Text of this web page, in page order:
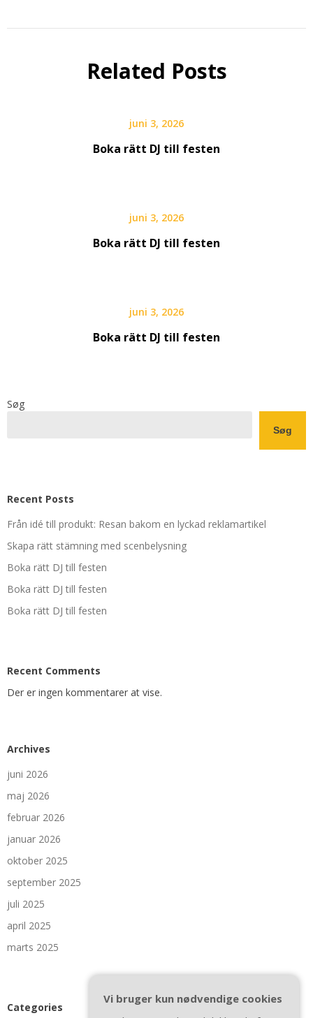
Related Posts
juni 3, 2026
Boka rätt DJ till festen
juni 3, 2026
Boka rätt DJ till festen
juni 3, 2026
Boka rätt DJ till festen
Søg
Søg
Recent Posts
Från idé till produkt: Resan bakom en lyckad reklamartikel
Skapa rätt stämning med scenbelysning
Boka rätt DJ till festen
Boka rätt DJ till festen
Boka rätt DJ till festen
Recent Comments
Der er ingen kommentarer at vise.
Archives
juni 2026
maj 2026
februar 2026
januar 2026
oktober 2025
september 2025
juli 2025
april 2025
marts 2025
Categories
Vi bruger kun nødvendige cookies